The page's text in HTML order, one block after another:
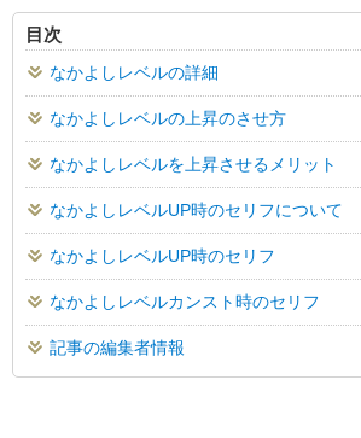
目次
なかよしレベルの詳細
なかよしレベルの上昇のさせ方
なかよしレベルを上昇させるメリット
なかよしレベルUP時のセリフについて
なかよしレベルUP時のセリフ
なかよしレベルカンスト時のセリフ
記事の編集者情報